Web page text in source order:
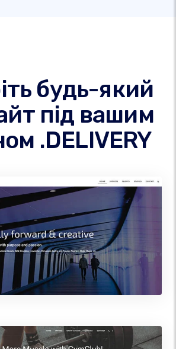
будь-який
під вашим
.DELIVERY